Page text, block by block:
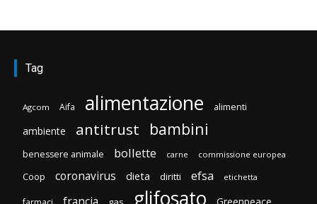
Tag
Agcom Aifa alimentazione alimenti
ambiente antitrust bambini
benessere animale bollette carne commissione europea
Coop coronavirus dieta diritti efsa etichetta
glifosato